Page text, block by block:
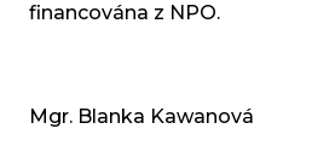
financována z NPO.
Mgr. Blanka Kawanová